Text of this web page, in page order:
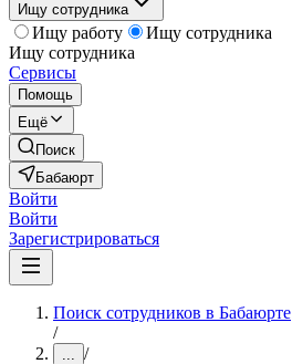
Ищу сотрудника
Ищу работу
Ищу сотрудника
Ищу сотрудника
Сервисы
Помощь
Ещё
Поиск
Бабаюрт
Войти
Войти
Зарегистрироваться
Поиск сотрудников в Бабаюрте
/
... /